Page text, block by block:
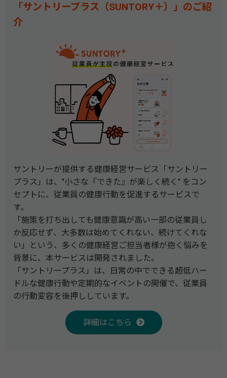
「サントリープラス（SUNTORY＋）」のご紹
介
サントリーが提供する健康経営サービス「サントリー
プラス」は、"小さな『できた』が楽しく続く" をコン
セプトに、従業員の健康行動を促進するサービスで
す。
「施策を打ち出しても健康意識が高い一部の従業員し
か反応せず、大多数は始めてくれない、続けてくれな
い」という、多くの健康経営ご担当者様が抱く悩みを
背景に、本サービスは開発されました。
「サントリープラス」は、日常の中でできる超低ハー
ドルな健康行動や定期的なイベントの開催で、従業員
の行動変容を後押ししています。
詳細はこちら